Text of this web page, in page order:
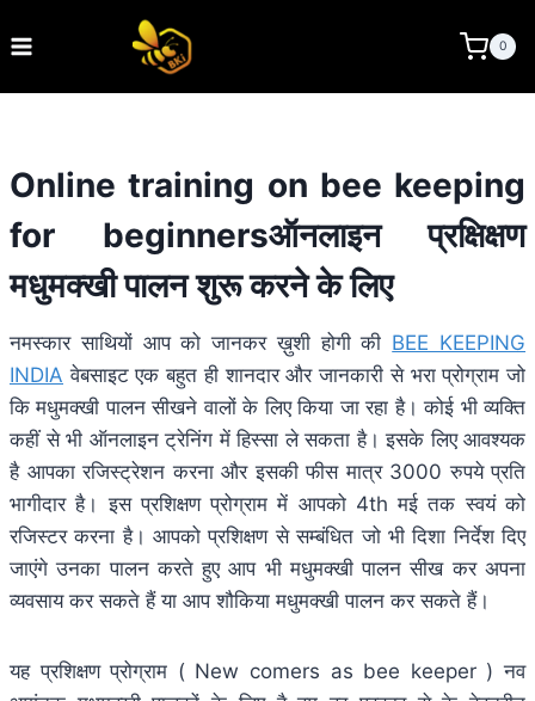
to
BEE KEEPING INDIA 0
Online training on bee keeping
for beginnersऑनलाइन प्रक्षिक्षण
मधुमक्खी पालन शुरू करने के लिए
नमस्कार साथियों आप को जानकर ख़ुशी होगी की BEE KEEPING
INDIA वेबसाइट एक बहुत ही शानदार और जानकारी से भरा प्रोग्राम जो
कि मधुमक्खी पालन सीखने वालों के लिए किया जा रहा है। कोई भी व्यक्ति
कहीं से भी ऑनलाइन ट्रेनिंग में हिस्सा ले सकता है। इसके लिए आवश्यक
है आपका रजिस्ट्रेशन करना और इसकी फीस मात्र 3000 रुपये प्रति
भागीदार है। इस प्रशिक्षण प्रोग्राम में आपको 4th मई तक स्वयं को
रजिस्टर करना है। आपको प्रशिक्षण से सम्बंधित जो भी दिशा निर्देश दिए
जाएंगे उनका पालन करते हुए आप भी मधुमक्खी पालन सीख कर अपना
व्यवसाय कर सकते हैं या आप शौकिया मधुमक्खी पालन कर सकते हैं।
यह प्रशिक्षण प्रोग्राम ( New comers as bee keeper ) नव